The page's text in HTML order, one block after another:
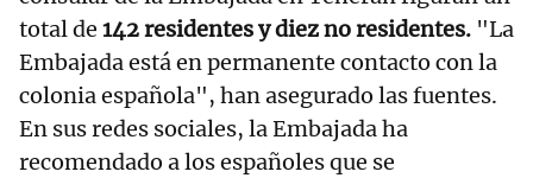
total de 142 residentes y diez no residentes. "La
Embajada está en permanente contacto con la
colonia española", han asegurado las fuentes.
En sus redes sociales, la Embajada ha
recomendado a los españoles que se